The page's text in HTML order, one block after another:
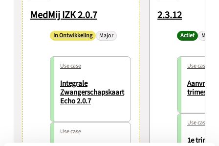
MedMij IZK 2.0.7
In Ontwikkeling Major
Use case
Integrale
Zwangerschapskaart
Echo 2.0.7
Use case
2.3.12
Actief Major
Use case
Aanvraag
trimester
Use case
1e